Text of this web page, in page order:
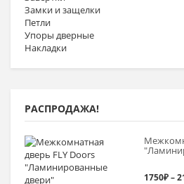
Замки и защелки
Петли
Упоры дверные
Накладки
РАСПРОДАЖА!
1750₽–